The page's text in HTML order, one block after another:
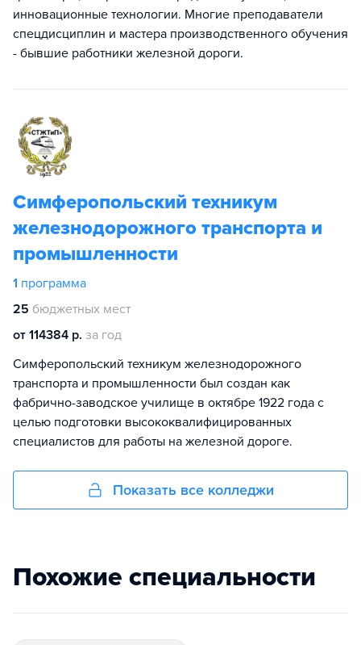
инновационные технологии. Многие преподаватели
спецдисциплин и мастера производственного обучения
- бывшие работники железной дороги.
Симферопольский техникум
железнодорожного транспорта и
промышленности
1 программа
25 бюджетных мест
от 114384 р. за год
Симферопольский техникум железнодорожного
транспорта и промышленности был создан как
фабрично-заводское училище в октябре 1922 года с
целью подготовки высококвалифицированных
специалистов для работы на железной дороге.
Показать все колледжи
Похожие специальности